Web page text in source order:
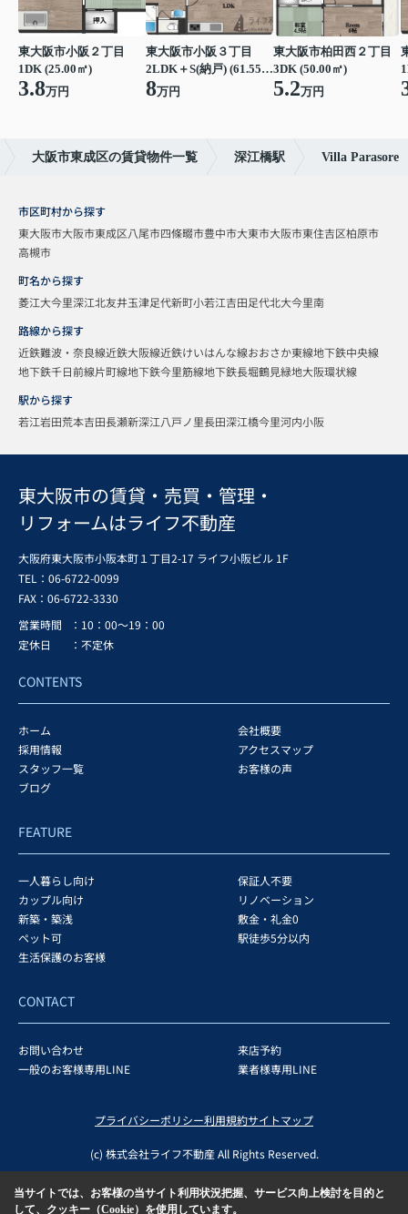
東大阪市小阪２丁目
1DK (25.00㎡)
3.8万円
東大阪市小阪３丁目
2LDK＋S(納戸) (61.55㎡)
8万円
東大阪市柏田西２丁目
3DK (50.00㎡)
5.2万円
大阪市東成区の賃貸物件一覧 深江橋駅 Villa Parasore
市区町村から探す
東大阪市大阪市東成区八尾市四條畷市豊中市大東市大阪市東住吉区柏原市
高槻市
町名から探す
菱江大今里深江北友井玉津足代新町小若江吉田足代北大今里南
路線から探す
近鉄難波・奈良線近鉄大阪線近鉄けいはんな線おおさか東線地下鉄中央線
地下鉄千日前線片町線地下鉄今里筋線地下鉄長堀鶴見緑地大阪環状線
駅から探す
若江岩田荒本吉田長瀬新深江八戸ノ里長田深江橋今里河内小阪
東大阪市の賃貸・売買・管理・
リフォームはライフ不動産
大阪府東大阪市小阪本町１丁目2-17 ライフ小阪ビル 1F
TEL：06-6722-0099
FAX： 06-6722-3330
営業時間
：10：00～19：00
定休日
：不定休
CONTENTS
ホーム
会社概要
採用情報
アクセスマップ
スタッフ一覧
お客様の声
ブログ
FEATURE
一人暮らし向け
保証人不要
カップル向け
リノベーション
新築・築浅
敷金・礼金0
ペット可
駅徒歩5分以内
生活保護のお客様
CONTACT
お問い合わせ
来店予約
一般のお客様専用LINE
業者様専用LINE
プライバシーポリシー利用規約サイトマップ
(c) 株式会社ライフ不動産 All Rights Reserved.
当サイトでは、お客様の当サイト利用状況把握、サービス向上検討を目的と
して、クッキー（Cookie）を使用しています。